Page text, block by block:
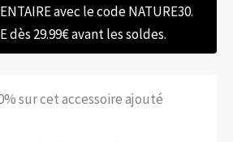
avec le code NATURE30.
dès 29.99€ avant les soldes.
sur cet accessoire ajouté